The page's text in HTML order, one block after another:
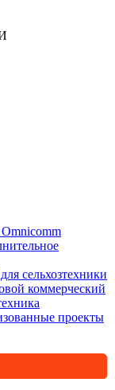
сельхозтехники
коммерческий
проекты